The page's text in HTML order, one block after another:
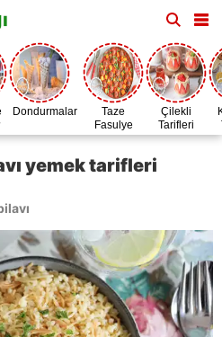
Dondurmalar
Taze
Fasulye
Zamanı
Çilekli
Tarifleri
yemek tarifleri